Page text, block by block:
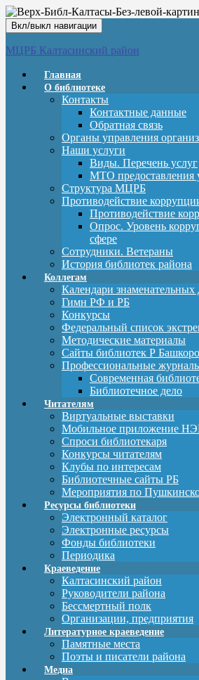
Вкл/выкл навигации
МЦРБ Калтасинский район
Главная
О библиотеке
Контакты
Контактные данные
Обратная связь
Органы управления
Наши услуги
Виды. Перечень услуг
МТО предоставления
Структура МЦРБ
Противодействие
Противодействие
Опрос. Уровень
сфере
Сотрудники. Ветераны
История библиотек района
Коллегам
Календари знаменательных
Гимн РФ и РБ
Конкурсы
Федеральный список
Методические материалы
Сайты библиотек Р
Профессиональные
Современная
Библиотечное дело
Читателям
Виртуальные выставки
Мобильное приложение
Спроси библиотекаря
Конкурсы читателям
Клубы по интересам
Библиотечные сайты РБ
Мероприятия по
Ресурсы библиотеки
Электронный каталог
Электронные ресурсы
Фонды библиотеки
Периодика
Краеведение
Калтасинский район
Руководители района
Бессмертный полк
Организации, предприятия
Литературное краеведение
Памятные места
Поэты и писатели района
Медиа